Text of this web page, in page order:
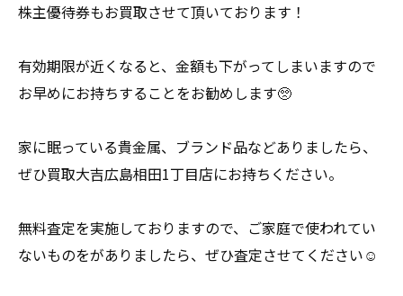
株主優待券もお買取させて頂いております！
有効期限が近くなると、金額も下がってしまいますので
お早めにお持ちすることをお勧めします🥺
家に眠っている貴金属、ブランド品などありましたら、
ぜひ買取大吉広島相田1丁目店にお持ちください。
無料査定を実施しておりますので、ご家庭で使われてい
ないものをがありましたら、ぜひ査定させてください☺️